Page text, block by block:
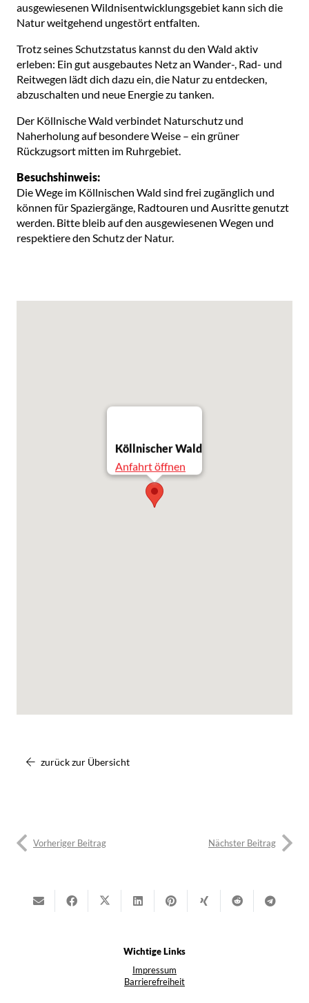
ausgewiesenen Wildnisentwicklungsgebiet kann sich die
Natur weitgehend ungestört entfalten.
Trotz seines Schutzstatus kannst du den Wald aktiv
erleben: Ein gut ausgebautes Netz an Wander-, Rad- und
Reitwegen lädt dich dazu ein, die Natur zu entdecken,
abzuschalten und neue Energie zu tanken.
Der Köllnische Wald verbindet Naturschutz und
Naherholung auf besondere Weise – ein grüner
Rückzugsort mitten im Ruhrgebiet.
Besuchshinweis:
Die Wege im Köllnischen Wald sind frei zugänglich und
können für Spaziergänge, Radtouren und Ausritte genutzt
werden. Bitte bleib auf den ausgewiesenen Wegen und
respektiere den Schutz der Natur.
Köllnischer Wald
Anfahrt öffnen
zurück zur Übersicht
Vorheriger Beitrag Nächster Beitrag
Wichtige Links
Impressum
Barrierefreiheit